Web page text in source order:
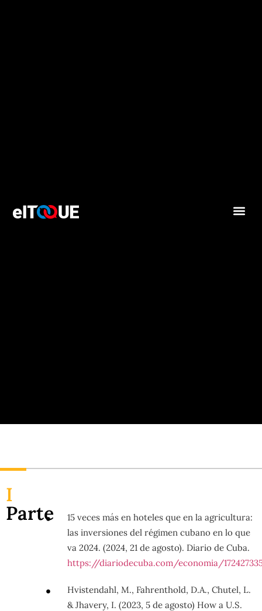
I
Parte
15 veces más en hoteles que en la agricultura:
las inversiones del régimen cubano en lo que
va 2024. (2024, 21 de agosto). Diario de Cuba.
https://diariodecuba.com/economia/
Hvistendahl, M., Fahrenthold, D.A., Chutel, L.
& Jhavery, I. (2023, 5 de agosto) How a U.S.